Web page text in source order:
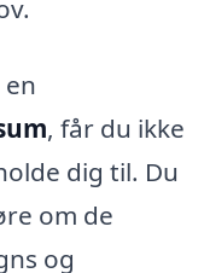
, får du ikke
dig til. Du
om de
og